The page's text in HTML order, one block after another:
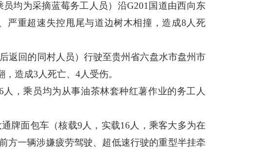
均为采摘蓝莓务工人员）沿G201国道由西向东
严重超速失控甩尾与道边树木相撞，造成8人死
返回的同村人员）行驶至贵州省六盘水市盘州市
造成3人死亡、4人受伤。
，乘员均为从事油茶林套种红薯作业的务工人
牌面包车（核载9人，实载16人，乘客大多为在
方一辆涉嫌疲劳驾驶、超低速行驶的重型半挂牵